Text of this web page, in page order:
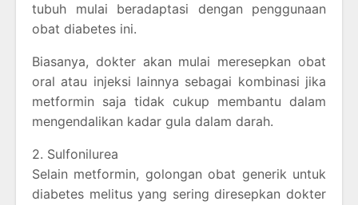
tubuh mulai beradaptasi dengan penggunaan
obat diabetes ini.
Biasanya, dokter akan mulai meresepkan obat
oral atau injeksi lainnya sebagai kombinasi jika
metformin saja tidak cukup membantu dalam
mengendalikan kadar gula dalam darah.
2. Sulfonilurea
Selain metformin, golongan obat generik untuk
diabetes melitus yang sering diresepkan dokter